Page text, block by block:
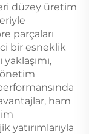
düzey üretim
parçaları
bir esneklik
ham
yatırımlarıyla